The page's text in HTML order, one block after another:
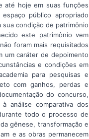
até hoje em suas funções
público apropriado
condição de patrimônio
este patrimônio vem
foram mais requisitados
um caráter de depoimento
e condições em
para pesquisas e
com ganhos, perdas e
do concurso,
análise comparativa dos
todo o processo de
gênese, transformação e
e as obras permanecem